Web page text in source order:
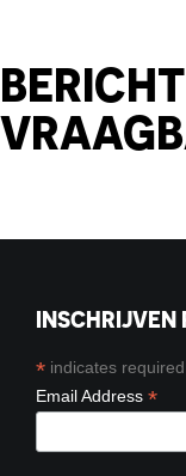
INSCHRIJVEN
* indicates required
Email Address *